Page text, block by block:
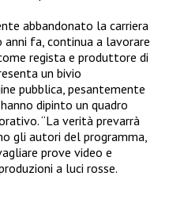
abbandonato la carriera
fa, continua a lavorare
regista e produttore di
un bivio
pubblica, pesantemente
dipinto un quadro
“La verità prevarrà
gli autori del programma,
prove video e
a luci rosse.